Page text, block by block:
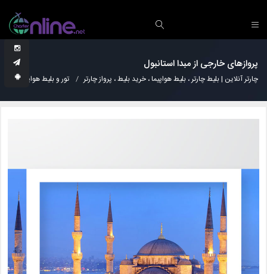
پروازهای خارجی از مبدا استانبول
چارتر آنلاین | بلیط چارتر ، بلیط هواپیما ، خرید بلیط ، پرواز چارتر تور و بلیط هواپیما